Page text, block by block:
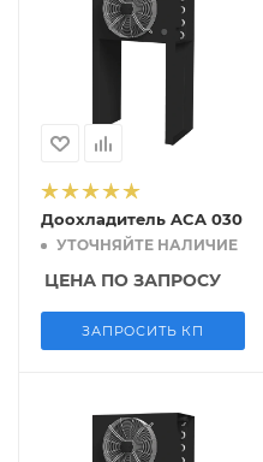
Доохладитель ACA 030
УТОЧНЯЙТЕ НАЛИЧИЕ
ЦЕНА ПО ЗАПРОСУ
ЗАПРОСИТЬ КП